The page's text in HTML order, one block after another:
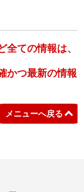
ての情報は、
かつ最新の情報
メニューへ戻る